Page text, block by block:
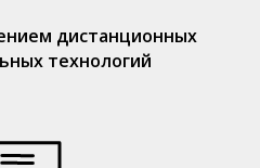
дистанционных
технологий